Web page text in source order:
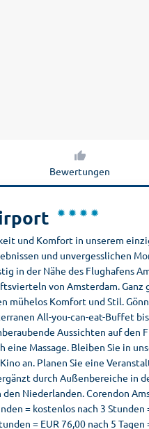
Bewertungen
und Komfort in unserem
und unvergesslichen
in der Nähe des Flughafens
von Amsterdam.
mühelos Komfort und Stil.
All-you-can-eat-Buffet
Aussichten auf den
eine Massage. Bleiben Sie in
an. Planen Sie eine
durch Außenbereiche in
Niederlanden. Corendon
= kostenlos nach 3 Stunden
= EUR 76,00 nach 5